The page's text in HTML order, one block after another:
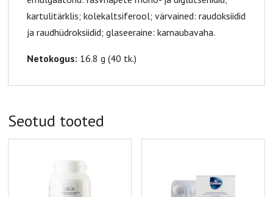
kartulitärklis; kolekaltsiferool; värvained: raudoksiidid
ja raudhüdroksiidid; glaseeraine: karnaubavaha.
Netokogus: 16.8 g (40 tk.)
Seotud tooted